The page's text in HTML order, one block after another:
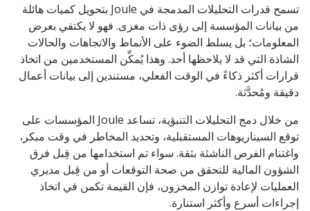
تسمح قدرات التحليلات المدمجة في Joule بتحويل كميات هائلة
من بيانات المؤسسة إلى رؤى ذات مغزى. فهو لا يكتفي بعرض
المعلومات؛ بل يسلط الضوء على الأنماط والاتجاهات والحالات
الشاذة التي قد لا يلاحظها أحد. وهذا يُمكِّن المستخدمين من اتخاذ
قرارات أكثر ذكاءً في الوقت الفعلي، مستندين إلى بيانات أعمال
دقيقة ومُحدَّثة.
من خلال دمج التحليلات التنبؤية، تساعد Joule المؤسسات على
توقع السيناريوهات المستقبلية، وتحديد المخاطر في وقت مبكر،
واغتنام الفرص الناشئة بثقة. سواء تم استخدامها من قِبل فرق
الشؤون المالية للتحقق من صحة التوقعات أو من قِبل مديري
العمليات لإعادة توازن المخزون، فإن القيمة تكمن في اتخاذ
إجراءات أسرع وأكثر استنارة.